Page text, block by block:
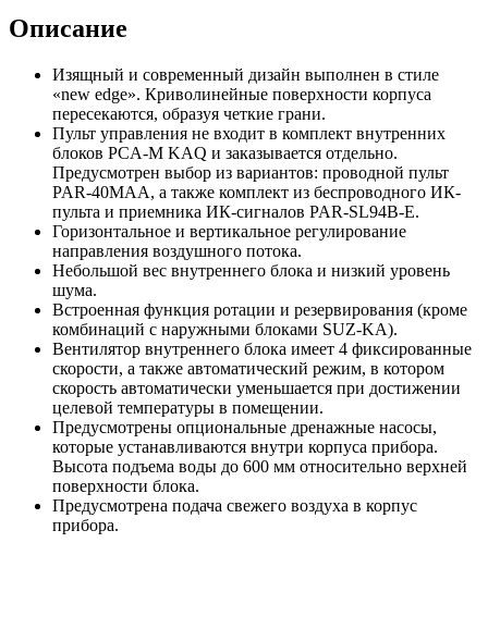
Описание
Изящный и современный дизайн выполнен в стиле
«new edge». Криволинейные поверхности корпуса
пересекаются, образуя четкие грани.
Пульт управления не входит в комплект внутренних
блоков PCA-M KAQ и заказывается отдельно.
Предусмотрен выбор из вариантов: проводной пульт
PAR-40MAA, а также комплект из беспроводного ИК-
пульта и приемника ИК-сигналов PAR-SL94B-E.
Горизонтальное и вертикальное регулирование
направления воздушного потока.
Небольшой вес внутреннего блока и низкий уровень
шума.
Встроенная функция ротации и резервирования (кроме
комбинаций с наружными блоками SUZ-KA).
Вентилятор внутреннего блока имеет 4 фиксированные
скорости, а также автоматический режим, в котором
скорость автоматически уменьшается при достижении
целевой температуры в помещении.
Предусмотрены опциональные дренажные насосы,
которые устанавливаются внутри корпуса прибора.
Высота подъема воды до 600 мм относительно верхней
поверхности блока.
Предусмотрена подача свежего воздуха в корпус
прибора.